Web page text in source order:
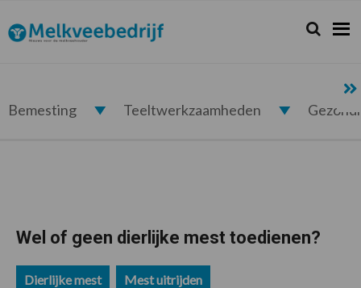
de
hoofdnavigatie
de
hoofd
de
eerste
de
voettekst
Melkveebedrijf.nl Zoeken...
Zoek
Bemesting Teeltwerkzaamheden
Wel of geen dierlijke mest toedienen?
Dierlijke mest Mest uitrijden